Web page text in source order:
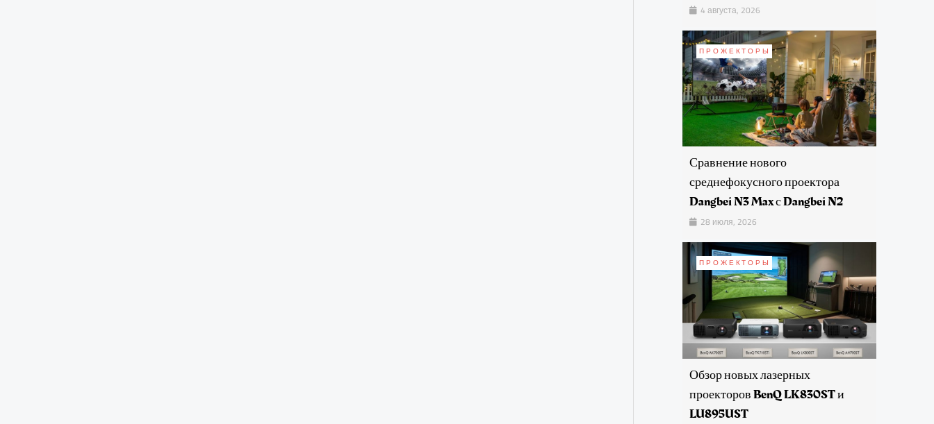
4 августа, 2026
ПРОЖЕКТОРЫ
Сравнение нового
среднефокусного проектора
Dangbei N3 Max с Dangbei N2
28 июля, 2026
ПРОЖЕКТОРЫ
Обзор новых лазерных
проекторов BenQ LK830ST и
LU895UST